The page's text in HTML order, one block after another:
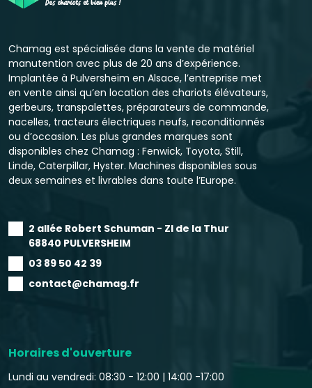
Chamag est spécialisée dans la vente de matériel
manutention avec plus de 20 ans d’expérience.
Implantée à Pulversheim en Alsace, l’entreprise met
en vente ainsi qu’en location des chariots élévateurs,
gerbeurs, transpalettes, préparateurs de commande,
nacelles, tracteurs électriques neufs, reconditionnés
ou d’occasion. Les plus grandes marques sont
disponibles chez Chamag : Fenwick, Toyota, Still,
Linde, Caterpillar, Hyster. Machines disponibles sous
deux semaines et livrables dans toute l’Europe.
2 allée Robert Schuman - ZI de la Thur
68840 PULVERSHEIM
03 89 50 42 39
contact@chamag.fr
Horaires d'ouverture
Lundi au vendredi: 08:30 - 12:00 | 14:00 -17:00